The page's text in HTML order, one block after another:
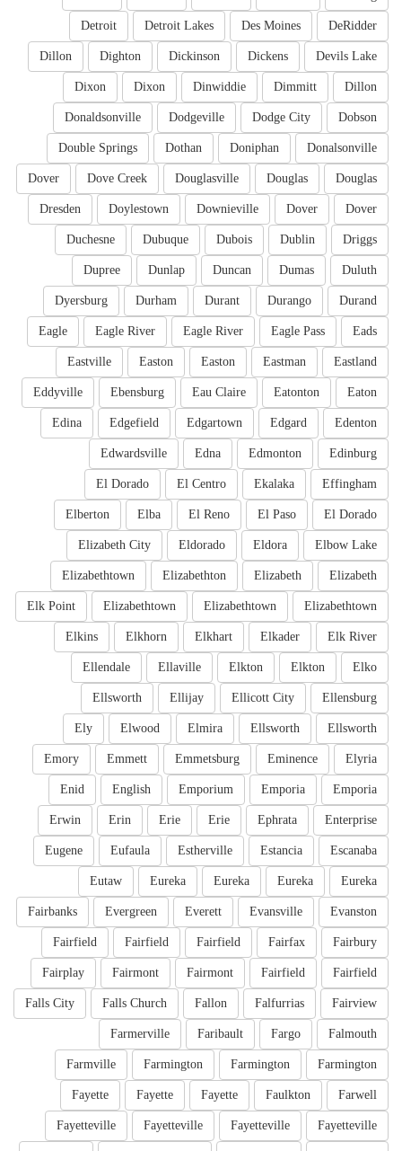
DeRidder
Des Moines
Detroit Lakes
Detroit
Devils Lake
Dickens
Dickinson
Dighton
Dillon
Dillon
Dimmitt
Dinwiddie
Dixon
Dixon
Dobson
Dodge City
Dodgeville
Donaldsonville
Donalsonville
Doniphan
Dothan
Double Springs
Douglas
Douglas
Douglasville
Dove Creek
Dover
Dover
Dover
Downieville
Doylestown
Dresden
Driggs
Dublin
Dubois
Dubuque
Duchesne
Duluth
Dumas
Duncan
Dunlap
Dupree
Durand
Durango
Durant
Durham
Dyersburg
Eads
Eagle Pass
Eagle River
Eagle River
Eagle
Eastland
Eastman
Easton
Easton
Eastville
Eaton
Eatonton
Eau Claire
Ebensburg
Eddyville
Edenton
Edgard
Edgartown
Edgefield
Edina
Edinburg
Edmonton
Edna
Edwardsville
Effingham
Ekalaka
El Centro
El Dorado
El Dorado
El Paso
El Reno
Elba
Elberton
Elbow Lake
Eldora
Eldorado
Elizabeth City
Elizabeth
Elizabeth
Elizabethton
Elizabethtown
Elizabethtown
Elizabethtown
Elizabethtown
Elk Point
Elk River
Elkader
Elkhart
Elkhorn
Elkins
Elko
Elkton
Elkton
Ellaville
Ellendale
Ellensburg
Ellicott City
Ellijay
Ellsworth
Ellsworth
Ellsworth
Elmira
Elwood
Ely
Elyria
Eminence
Emmetsburg
Emmett
Emory
Emporia
Emporia
Emporium
English
Enid
Enterprise
Ephrata
Erie
Erie
Erin
Erwin
Escanaba
Estancia
Estherville
Eufaula
Eugene
Eureka
Eureka
Eureka
Eureka
Eutaw
Evanston
Evansville
Everett
Evergreen
Fairbanks
Fairbury
Fairfax
Fairfield
Fairfield
Fairfield
Fairfield
Fairfield
Fairmont
Fairmont
Fairplay
Fairview
Falfurrias
Fallon
Falls Church
Falls City
Falmouth
Fargo
Faribault
Farmerville
Farmington
Farmington
Farmington
Farmville
Farwell
Faulkton
Fayette
Fayette
Fayette
Fayetteville
Fayetteville
Fayetteville
Fayetteville